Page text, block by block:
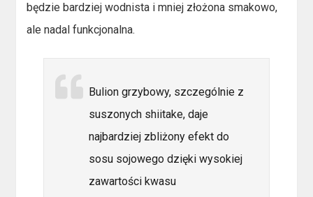
będzie bardziej wodnista i mniej złożona smakowo,
ale nadal funkcjonalna.
Bulion grzybowy, szczególnie z
suszonych shiitake, daje
najbardziej zbliżony efekt do
sosu sojowego dzięki wysokiej
zawartości kwasu